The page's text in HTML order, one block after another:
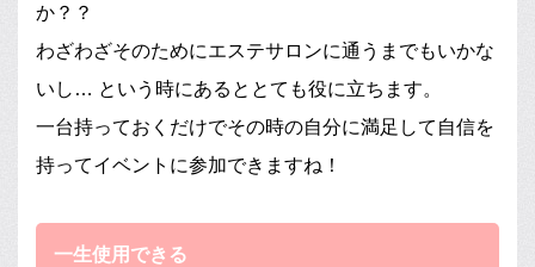
か？？
わざわざそのためにエステサロンに通うまでもいかな
いし… という時にあるととても役に立ちます。
一台持っておくだけでその時の自分に満足して自信を
持ってイベントに参加できますね！
一生使用できる